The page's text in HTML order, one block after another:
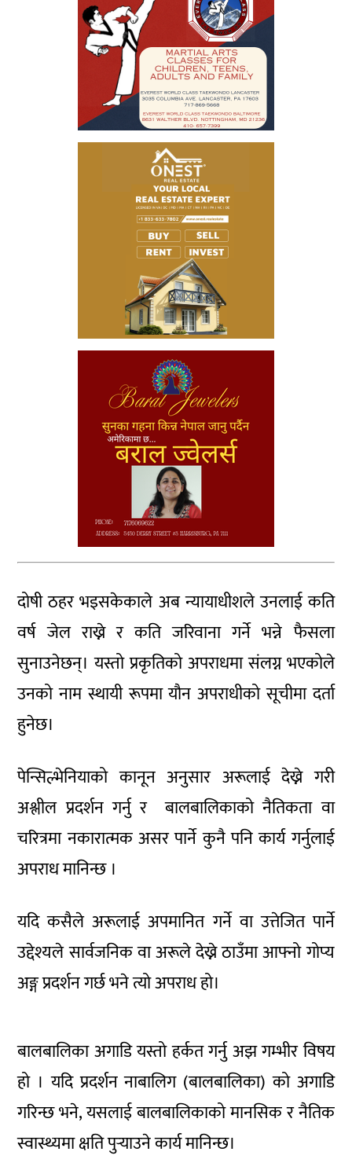
दोषी ठहर भइसकेकाले अब न्यायाधीशले उनलाई कति
वर्ष जेल राख्ने र कति जरिवाना गर्ने भन्ने फैसला
सुनाउनेछन्। यस्तो प्रकृतिको अपराधमा संलग्न भएकोले
उनको नाम स्थायी रूपमा यौन अपराधीको सूचीमा दर्ता
हुनेछ।
पेन्सिल्भेनियाको कानून अनुसार अरूलाई देख्ने गरी
अश्लील प्रदर्शन गर्नु र बालबालिकाको नैतिकता वा
चरित्रमा नकारात्मक असर पार्ने कुनै पनि कार्य गर्नुलाई
अपराध मानिन्छ ।
यदि कसैले अरूलाई अपमानित गर्ने वा उत्तेजित पार्ने
उद्देश्यले सार्वजनिक वा अरूले देख्ने ठाउँमा आफ्नो गोप्य
अङ्ग प्रदर्शन गर्छ भने त्यो अपराध हो।
बालबालिका अगाडि यस्तो हर्कत गर्नु अझ गम्भीर विषय
हो । यदि प्रदर्शन नाबालिग (बालबालिका) को अगाडि
गरिन्छ भने, यसलाई बालबालिकाको मानसिक र नैतिक
स्वास्थ्यमा क्षति पुर्‍याउने कार्य मानिन्छ।